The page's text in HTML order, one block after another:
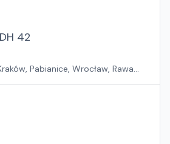
42
Pabianice, Wrocław, Rawa